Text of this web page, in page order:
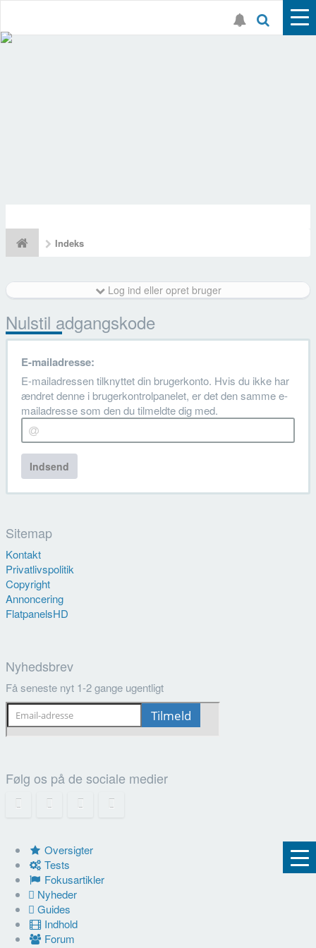
Indeks
Log ind eller opret bruger
Nulstil adgangskode
E-mailadresse:
E-mailadressen tilknyttet din brugerkonto. Hvis du ikke har
ændret denne i brugerkontrolpanelet, er det den samme e-
mailadresse som den du tilmeldte dig med.
Indsend
Sitemap
Kontakt
Privatlivspolitik
Copyright
Annoncering
FlatpanelsHD
Nyhedsbrev
Få seneste nyt 1-2 gange ugentligt
Følg os på de sociale medier
Oversigter
Tests
Fokusartikler
Nyheder
Guides
Indhold
Forum